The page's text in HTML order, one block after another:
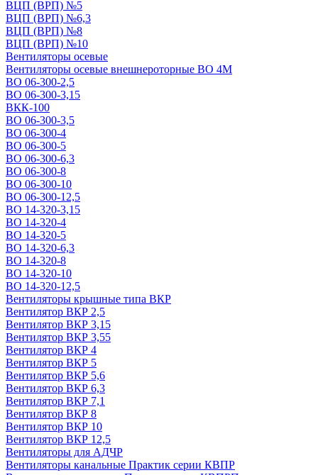
ВЦП (ВРП) №5
ВЦП (ВРП) №6,3
ВЦП (ВРП) №8
ВЦП (ВРП) №10
Вентиляторы осевые
Вентиляторы осевые внешнероторные ВО 4М
ВО 06-300-2,5
ВО 06-300-3,15
ВКК-100
ВО 06-300-3,5
ВО 06-300-4
ВО 06-300-5
ВО 06-300-6,3
ВО 06-300-8
ВО 06-300-10
ВО 06-300-12,5
ВО 14-320-3,15
ВО 14-320-4
ВО 14-320-5
ВО 14-320-6,3
ВО 14-320-8
ВО 14-320-10
ВО 14-320-12,5
Вентиляторы крышные типа ВКР
Вентилятор ВКР 2,5
Вентилятор ВКР 3,15
Вентилятор ВКР 3,55
Вентилятор ВКР 4
Вентилятор ВКР 5
Вентилятор ВКР 5,6
Вентилятор ВКР 6,3
Вентилятор ВКР 7,1
Вентилятор ВКР 8
Вентилятор ВКР 10
Вентилятор ВКР 12,5
Вентиляторы для АДЧР
Вентиляторы канальные Практик серии КВПР